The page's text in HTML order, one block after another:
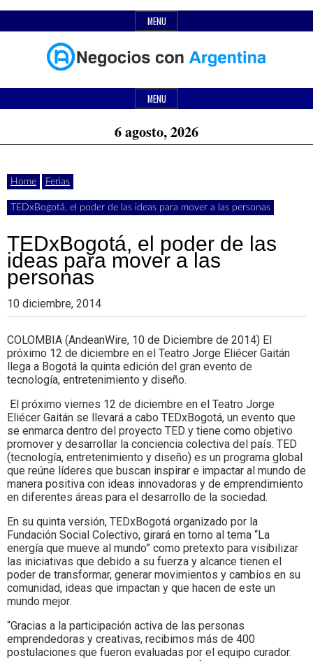
to
MENU
Negocios
con
Argentina
Últimas
noticias,
comunicados
actualidad
de
negocios
con
Argentina.
Header
MENU
6 agosto, 2026
Home Ferias
TEDxBogotá, el poder de las ideas para mover a las personas
TEDxBogotá, el poder de las
ideas para mover a las
personas
10 diciembre, 2014
COLOMBIA (AndeanWire, 10 de Diciembre de 2014) El
próximo 12 de diciembre en el Teatro Jorge Eliécer Gaitán
llega a Bogotá la quinta edición del gran evento de
tecnología, entretenimiento y diseño.
El próximo viernes 12 de diciembre en el Teatro Jorge
Eliécer Gaitán se llevará a cabo TEDxBogotá, un evento que
se enmarca dentro del proyecto TED y tiene como objetivo
promover y desarrollar la conciencia colectiva del país. TED
(tecnología, entretenimiento y diseño) es un programa global
que reúne líderes que buscan inspirar e impactar al mundo de
manera positiva con ideas innovadoras y de emprendimiento
en diferentes áreas para el desarrollo de la sociedad.
En su quinta versión, TEDxBogotá organizado por la
Fundación Social Colectivo, girará en torno al tema “La
energía que mueve al mundo” como pretexto para visibilizar
las iniciativas que debido a su fuerza y alcance tienen el
poder de transformar, generar movimientos y cambios en su
comunidad, ideas que impactan y que hacen de este un
mundo mejor.
“Gracias a la participación activa de las personas
emprendedoras y creativas, recibimos más de 400
postulaciones que fueron evaluadas por el equipo curador.